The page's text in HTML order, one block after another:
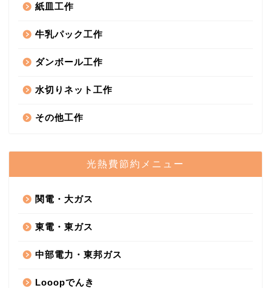
紙皿工作
牛乳パック工作
ダンボール工作
水切りネット工作
その他工作
光熱費節約メニュー
関電・大ガス
東電・東ガス
中部電力・東邦ガス
Looopでんき